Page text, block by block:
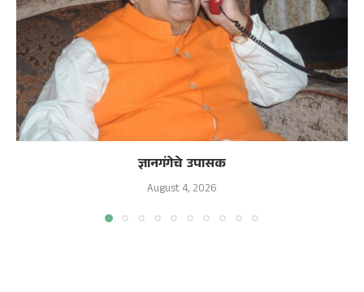
ज्ञानगंगेचे उपासक
August 4, 2026